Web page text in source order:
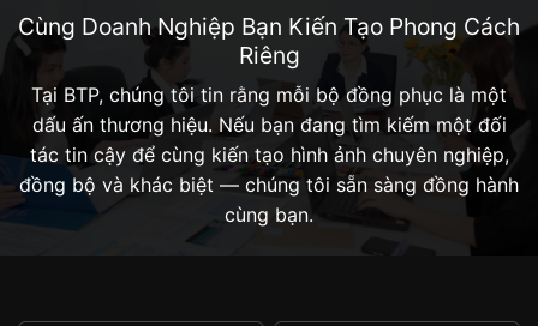
Cùng Doanh Nghiệp Bạn Kiến Tạo Phong Cách
Riêng
Tại BTP, chúng tôi tin rằng mỗi bộ đồng phục là một
dấu ấn thương hiệu. Nếu bạn đang tìm kiếm một đối
tác tin cậy để cùng kiến tạo hình ảnh chuyên nghiệp,
đồng bộ và khác biệt — chúng tôi sẵn sàng đồng hành
cùng bạn.